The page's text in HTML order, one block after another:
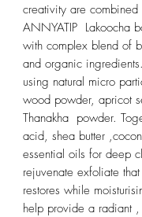
creativity are combined
ANNYATIP Lakoocha
with complex blend of
and organic
using natural micro
wood powder, apricot
Thanakha powder.
acid, shea butter
essential oils for deep
rejuvenate exfoliate
restores while
help provide a radiant